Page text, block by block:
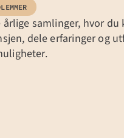
årlige samlinger, hvor
dele erfaringer og